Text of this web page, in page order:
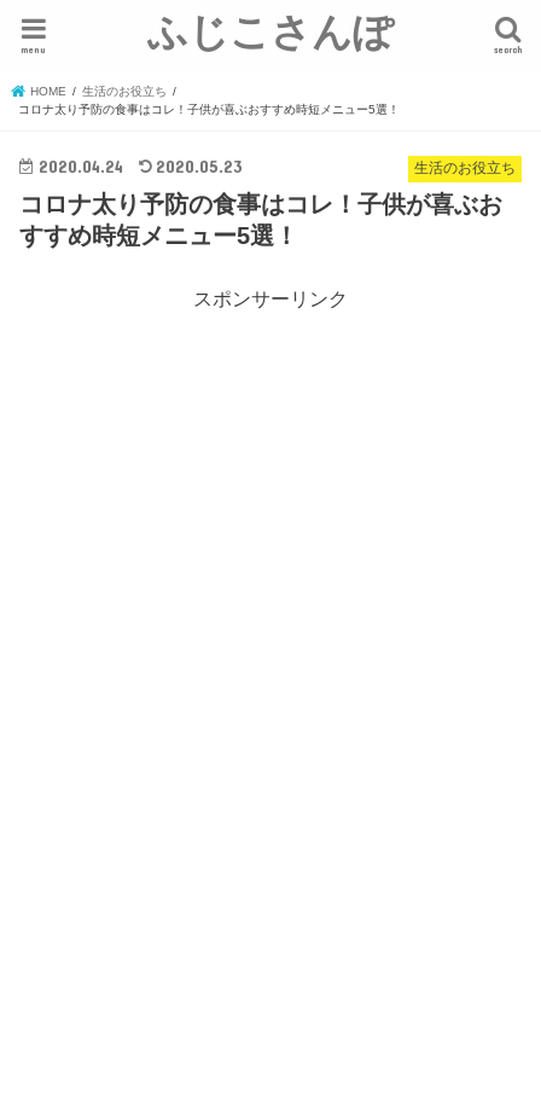
ふじこさんぽ search
menu
HOME
生活のお役立ち
コロナ太り予防の食事はコレ！子供が喜ぶおすすめ時短メニュー5選！
生活のお役立ち
2020.04.24 2020.05.23
コロナ太り予防の食事はコレ！子供が喜ぶお
すすめ時短メニュー5選！
スポンサーリンク